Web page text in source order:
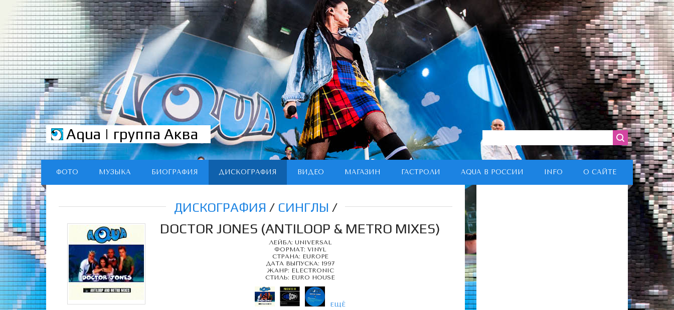
Aqua | группа Аква
ФОТО МУЗЫКА БИОГРАФИЯ ДИСКОГРАФИЯ ВИДЕО МАГАЗИН ГАСТРОЛИ AQUA В РОССИИ INFO О САЙТЕ
ДИСКОГРАФИЯ / СИНГЛЫ /
DOCTOR JONES (ANTILOOP & METRO MIXES)
ЛЕЙБЛ: UNIVERSAL
ФОРМАТ: VINYL
СТРАНА: EUROPE
ДАТА ВЫПУСКА: 1997
ЖАНР: ELECTRONIC
СТИЛЬ: EURO HOUSE
ЕЩЁ